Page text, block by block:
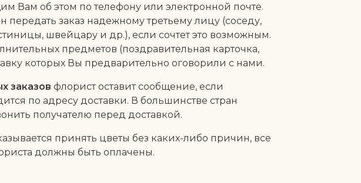
Вам об этом по телефону или электронной почте.
передать заказ надежному третьему лицу (соседу,
швейцару и др.), если сочтет это возможным.
предметов (поздравительная карточка,
которых Вы предварительно оговорили с нами.
заказов флорист оставит сообщение, если
по адресу доставки. В большинстве стран
получателю перед доставкой.
принять цветы без каких-либо причин, все
должны быть оплачены.